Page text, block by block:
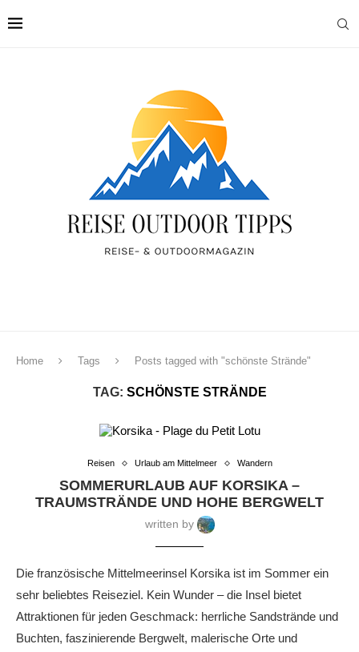
Home Tags Posts tagged with "schönste Strände"
TAG: SCHÖNSTE STRÄNDE
Reisen Urlaub am Mittelmeer Wandern
SOMMERURLAUB AUF KORSIKA –
TRAUMSTRÄNDE UND HOHE BERGWELT
written by
Die französische Mittelmeerinsel Korsika ist im Sommer ein
sehr beliebtes Reiseziel. Kein Wunder – die Insel bietet
Attraktionen für jeden Geschmack: herrliche Sandstrände und
Buchten, faszinierende Bergwelt, malerische Orte und